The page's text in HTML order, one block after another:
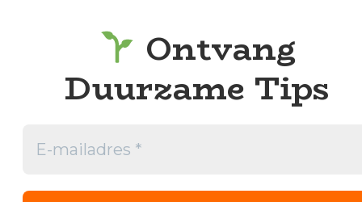
Ontvang
Duurzame Tips